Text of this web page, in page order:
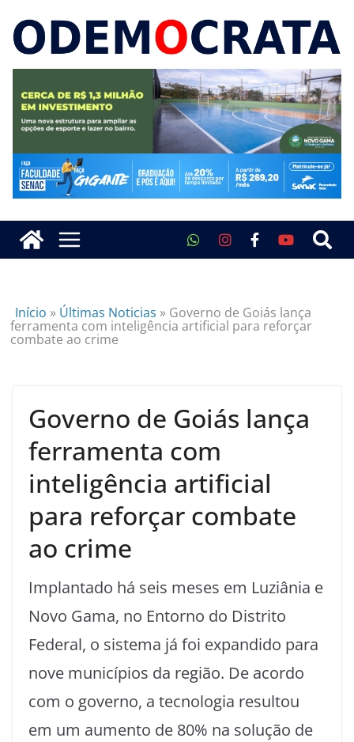
Início » Últimas Noticias » Governo de Goiás lança
ferramenta com inteligência artificial para reforçar
combate ao crime
Governo de Goiás lança
ferramenta com
inteligência artificial
para reforçar combate
ao crime
Implantado há seis meses em Luziânia e
Novo Gama, no Entorno do Distrito
Federal, o sistema já foi expandido para
nove municípios da região. De acordo
com o governo, a tecnologia resultou
em um aumento de 80% na solução de